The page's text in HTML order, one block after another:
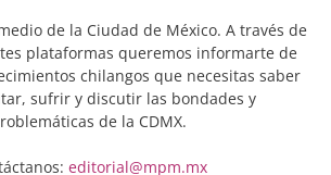
de la Ciudad de México. A través de
plataformas queremos informarte de
chilangos que necesitas saber
sufrir y discutir las bondades y
de la CDMX.
editorial@mpm.mx